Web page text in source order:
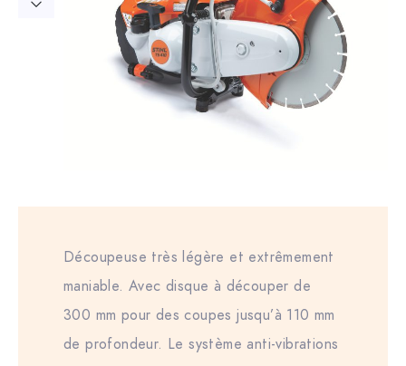
Découpeuse très légère et extrêmement
maniable. Avec disque à découper de
300 mm pour des coupes jusqu’à 110 mm
de profondeur. Le système anti-vibrations